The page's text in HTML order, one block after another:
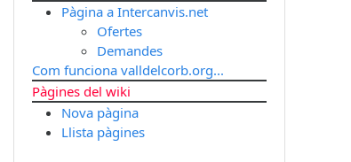
Pàgina a Intercanvis.net
Ofertes
Demandes
Com funciona valldelcorb.org...
Pàgines del wiki
Nova pàgina
Llista pàgines